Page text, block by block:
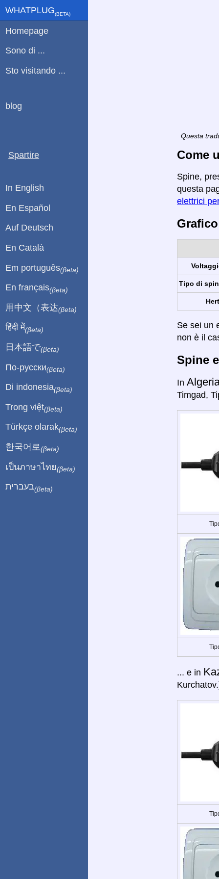
Questa
Come
Spine,
questa
elettrici
Tipo di
Se sei un
non è il
Spine
In
Timgad,
... e in
WHATPLUG(ΒETA)
Homepage
Sono di ...
Sto visitando ...
blog
Spartire
In English
En Español
Auf Deutsch
En Català
Em português(βeta)
En français(βeta)
用中文（表达(βeta)
हिंदी में(βeta)
日本語で(βeta)
По-русски(βeta)
Di indonesia(βeta)
Trong việt(βeta)
Türkçe olarak(βeta)
한국어로 (βeta)
เป็นภาษาไทย(βeta)
בעברית(βeta)